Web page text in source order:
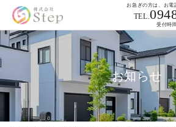
お急ぎの方は、お電
TEL.
受付時
お知らせ